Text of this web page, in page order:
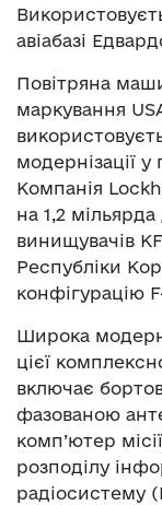
авіабазі
Повітряна
маркування
модернізації
Компанія
на 1,2
винищувачів
Республіки
конфігурацію
Широка
цієї
включає
фазованою
комп’ютер
розподілу
радіосистему